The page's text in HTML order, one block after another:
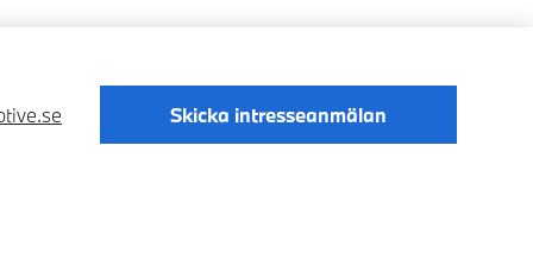
Skicka intresseanmälan